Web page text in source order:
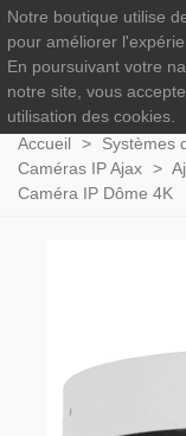
Accueil > Systèmes
Caméras IP Ajax >
Caméra IP Dôme 4K
Notre boutique utilise
pour améliorer
En poursuivant votre
notre site, vous
utilisation des cookies.